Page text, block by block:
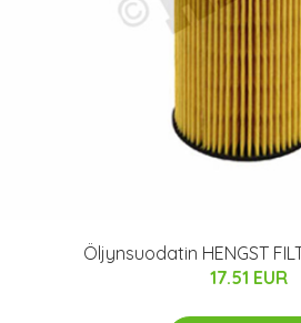
Öljynsuodatin HENGST
17.51 EUR